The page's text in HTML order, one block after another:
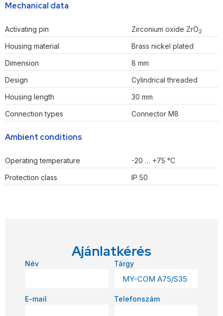
Mechanical data
Activating pin Zirconium oxide ZrO2
Housing material
Brass nickel plated
Dimension
8 mm
Design
Cylindrical threaded
Housing length
30 mm
Connection types
Connector M8
Ambient conditions
Operating temperature
-20 … +75 °C
Protection class
IP 50
Ajánlatkérés
Név Tárgy
E-mail Telefonszám